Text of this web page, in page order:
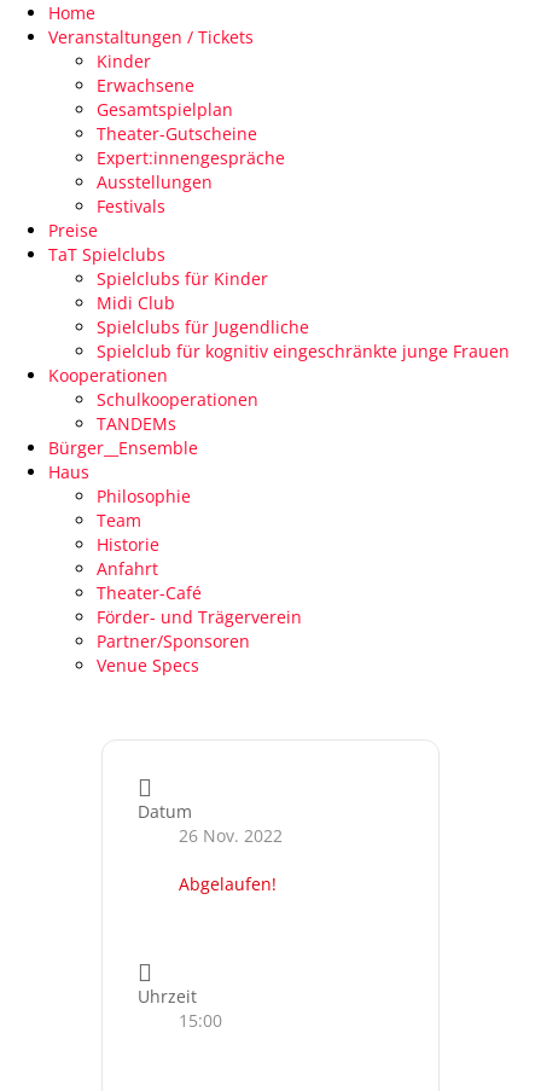
Home
Veranstaltungen / Tickets
Kinder
Erwachsene
Gesamtspielplan
Theater-Gutscheine
Expert:innengespräche
Ausstellungen
Festivals
Preise
TaT Spielclubs
Spielclubs für Kinder
Midi Club
Spielclubs für Jugendliche
Spielclub für kognitiv eingeschränkte junge Frauen
Kooperationen
Schulkooperationen
TANDEMs
Bürger__Ensemble
Haus
Philosophie
Team
Historie
Anfahrt
Theater-Café
Förder- und Trägerverein
Partner/Sponsoren
Venue Specs
Datum
26 Nov. 2022
Abgelaufen!
Uhrzeit
15:00